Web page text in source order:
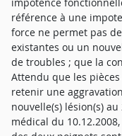
référence à une
force ne permet pas
existantes ou un
de troubles ; que la
Attendu que les
retenir une
nouvelle(s) lésion(s)
médical du